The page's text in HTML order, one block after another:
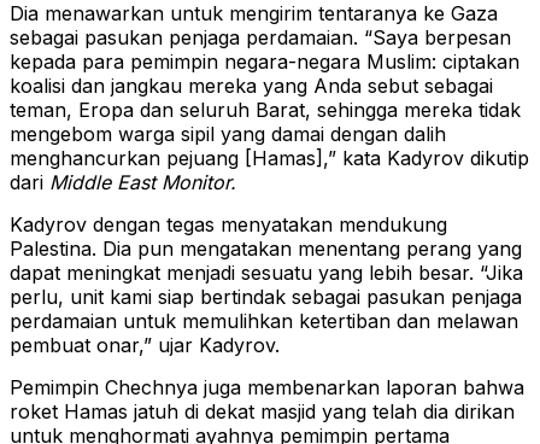
Dia menawarkan untuk mengirim tentaranya ke Gaza
sebagai pasukan penjaga perdamaian. “Saya berpesan
kepada para pemimpin negara-negara Muslim: ciptakan
koalisi dan jangkau mereka yang Anda sebut sebagai
teman, Eropa dan seluruh Barat, sehingga mereka tidak
mengebom warga sipil yang damai dengan dalih
menghancurkan pejuang [Hamas],” kata Kadyrov dikutip
dari Middle East Monitor.
Kadyrov dengan tegas menyatakan mendukung
Palestina. Dia pun mengatakan menentang perang yang
dapat meningkat menjadi sesuatu yang lebih besar. “Jika
perlu, unit kami siap bertindak sebagai pasukan penjaga
perdamaian untuk memulihkan ketertiban dan melawan
pembuat onar,” ujar Kadyrov.
Pemimpin Chechnya juga membenarkan laporan bahwa
roket Hamas jatuh di dekat masjid yang telah dia dirikan
untuk menghormati ayahnya pemimpin pertama